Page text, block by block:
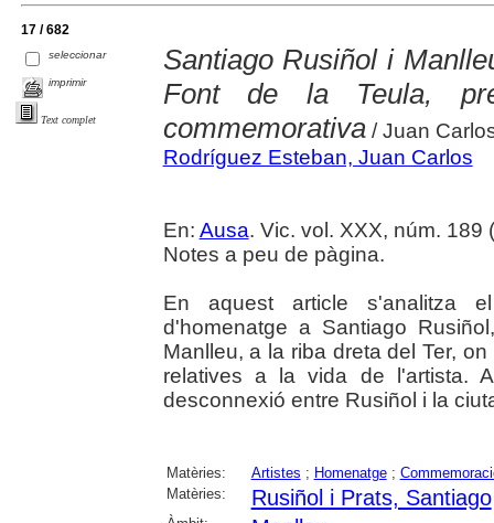
17 / 682
seleccionar
imprimir
Text complet
Santiago Rusiñol i
Font de la Teula,
commemorativa/ Juan
Rodríguez Esteban, Juan Carlos
En: Ausa. Vic. vol. XXX, núm. 189
Notes a peu de pàgina.
En aquest article s'analitza
d'homenatge a Santiago
Manlleu, a la riba dreta del Ter,
relatives a la vida de l'artista.
desconnexió entre Rusiñol i la
Matèries: Artistes ; Homenatge;
Matèries:
Rusiñol i Prats, Santiago